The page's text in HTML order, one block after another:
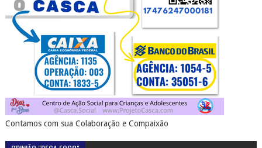
Contamos com sua Colaboração e Compaixão